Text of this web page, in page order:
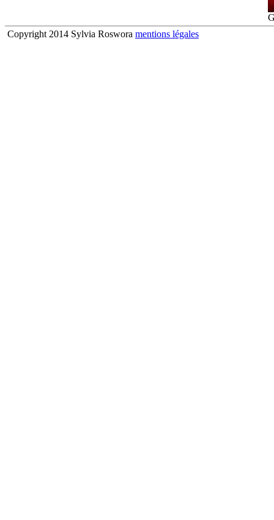
Copyright 2014 Sylvia Roswora mentions légales